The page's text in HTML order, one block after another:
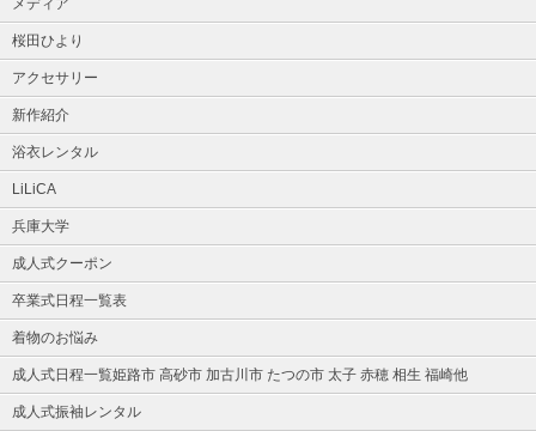
メディア
桜田ひより
アクセサリー
新作紹介
浴衣レンタル
LiLiCA
兵庫大学
成人式クーポン
卒業式日程一覧表
着物のお悩み
成人式日程一覧姫路市 高砂市 加古川市 たつの市 太子 赤穂 相生 福崎他
成人式振袖レンタル